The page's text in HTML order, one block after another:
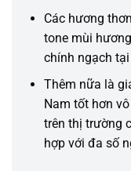
Các hương
tone mùi
chính ngạch tại
Thêm nữa là
Nam tốt hơn
trên thị trường
hợp với đa số